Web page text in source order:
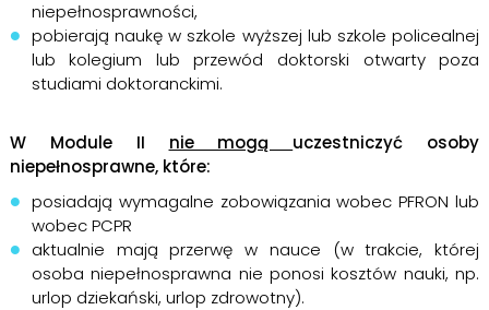
niepełnosprawności,
pobierają naukę w szkole wyższej lub szkole policealnej
lub kolegium lub przewód doktorski otwarty poza
studiami doktoranckimi.
W Module II nie mogą uczestniczyć osoby
niepełnosprawne, które:
posiadają wymagalne zobowiązania wobec PFRON lub
wobec PCPR
aktualnie mają przerwę w nauce (w trakcie, której
osoba niepełnosprawna nie ponosi kosztów nauki, np.
urlop dziekański, urlop zdrowotny).